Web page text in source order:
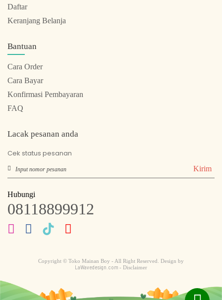
Daftar
Keranjang Belanja
Bantuan
Cara Order
Cara Bayar
Konfirmasi Pembayaran
FAQ
Lacak pesanan anda
Cek status pesanan
Kirim
Hubungi
08118899912
Copyright © Toko Mainan Boy - All Right Reserved. Design by
LaWavedesign.com - Disclaimer